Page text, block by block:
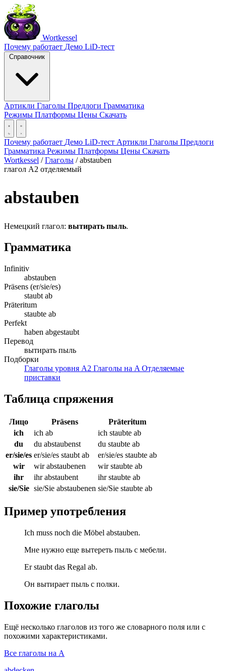
Wortkessel
Почему работает Демо LiD-тест
Справочник
Артикли Глаголы Предлоги Грамматика
Режимы Платформы Цены Скачать
Почему работает Демо LiD-тест Артикли Глаголы Предлоги
Грамматика Режимы Платформы Цены Скачать
Wortkessel / Глаголы / abstauben
глагол A2 отделяемый
abstauben
Немецкий глагол: вытирать пыль.
Грамматика
Infinitiv
abstauben
Präsens (er/sie/es)
staubt ab
Präteritum
staubte ab
Perfekt
haben abgestaubt
Перевод
вытирать пыль
Подборки
Глаголы уровня A2 Глаголы на A Отделяемые
приставки
Таблица спряжения
Лицо Präsens
Präteritum
ich
ich ab
ich staubte ab
du
du abstaubenst
du staubte ab
er/sie/es er/sie/es staubt ab
er/sie/es staubte ab
wir
wir abstaubenen
wir staubte ab
ihr
ihr abstaubent
ihr staubte ab
sie/Sie sie/Sie abstaubenen sie/Sie staubte ab
Пример употребления
Ich muss noch die Möbel abstauben.
Мне нужно еще вытереть пыль с мебели.
Er staubt das Regal ab.
Он вытирает пыль с полки.
Похожие глаголы
Ещё несколько глаголов из того же словарного поля или с
похожими характеристиками.
Все глаголы на A